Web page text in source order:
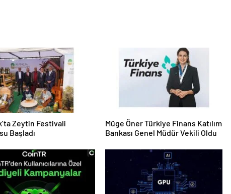
Zeytin Festivali
Başladı
Müge Öner Türkiye Finans Katılım
Bankası Genel Müdür Vekili Oldu